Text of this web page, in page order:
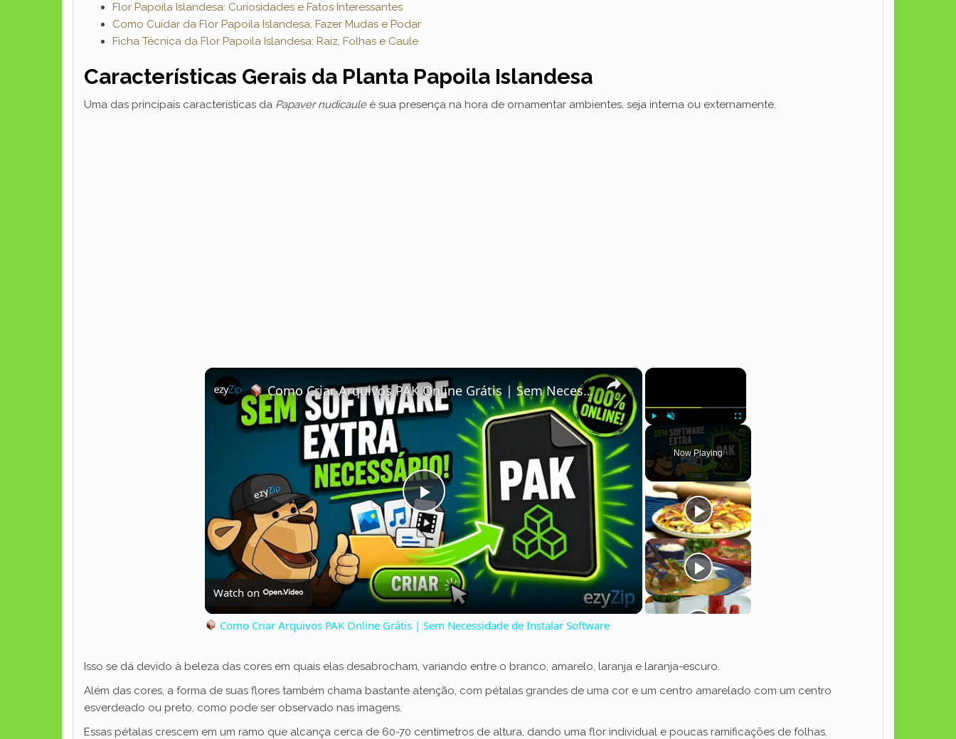
Flor Papoila Islandesa: Curiosidades e Fatos Interessantes
Como Cuidar da Flor Papoila Islandesa, Fazer Mudas e Podar
Ficha Técnica da Flor Papoila Islandesa: Raiz, Folhas e Caule
Características Gerais da Planta Papoila Islandesa
Uma das principais características da Papaver nudicauleé sua presença na hora de ornamentar ambientes, seja interna ou externamente.
×
Play Unmute Fullscreen
Now Playing
×
P
l
a
V
i
Como Criar Arquivos PAK Online Grátis | Sem Necessidade de Instalar Software
Watch on
Como Criar Arquivos PAK Online Grátis | Sem Necessidade de Instalar Software
Isso se dá devido à beleza das cores em quais elas desabrocham, variando entre o branco, amarelo, laranja e laranja-escuro.
Além das cores, a forma de suas flores também chama bastante atenção, com pétalas grandes de uma cor e um centro amarelado com um centro
esverdeado ou preto, como pode ser observado nas imagens.
Essas pétalas crescem em um ramo que alcança cerca de 60-70 centímetros de altura, dando uma flor individual e poucas ramificações de folhas.